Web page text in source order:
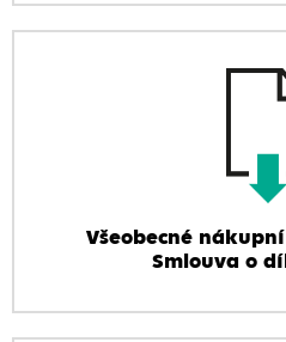
Všeobecné
Smlouva o